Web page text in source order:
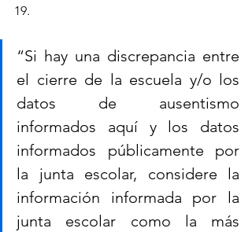
19.
“Si hay una discrepancia entre
el cierre de la escuela y/o los
datos de ausentismo
informados aquí y los datos
informados públicamente por
la junta escolar, considere la
información informada por la
junta escolar como la más